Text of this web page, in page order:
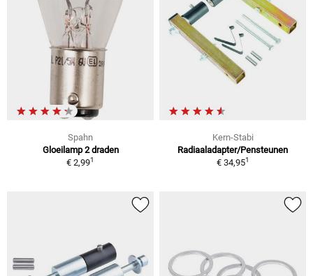
Spahn
Gloeilamp 2 draden
€ 2,991
Kern-Stabi
Radiaaladapter/Pensteunen
€ 34,951